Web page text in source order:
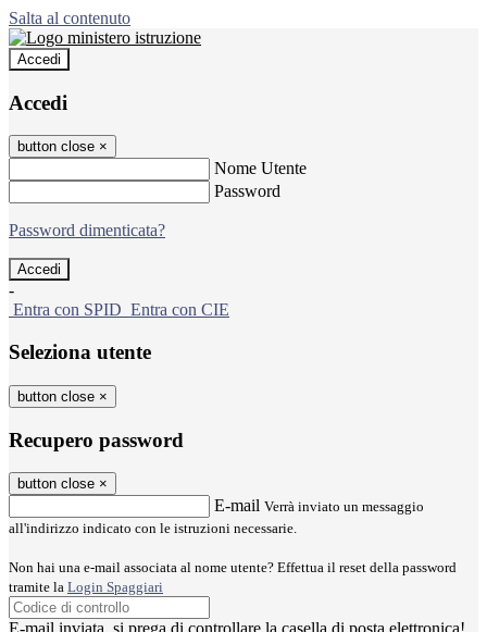
Salta al contenuto
Accedi
Accedi
button close ×
Nome Utente
Password
Password dimenticata?
-
Entra con SPID Entra con CIE
Seleziona utente
button close ×
Recupero password
button close ×
E-mail Verrà inviato un messaggio
all'indirizzo indicato con le istruzioni necessarie.
Non hai una e-mail associata al nome utente? Effettua il reset della password
tramite la Login Spaggiari